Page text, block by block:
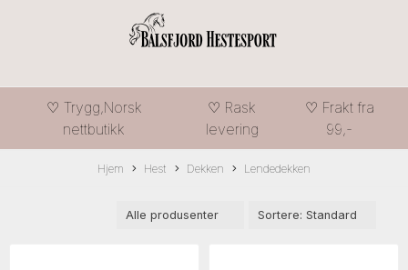
♡ Trygg,Norsk
nettbutikk
♡ Rask
levering
♡ Frakt fra
99,-
Hjem Hest Dekken Lendedekken